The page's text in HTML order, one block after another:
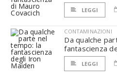
LEGGI
CONTAMINAZIONI
Da qualche
fantascienza
LEGGI